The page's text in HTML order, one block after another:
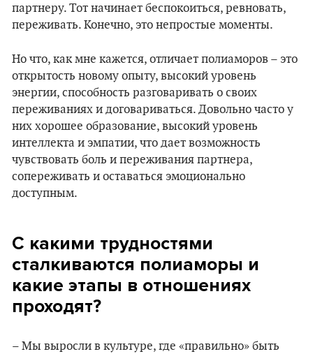
партнеру. Тот начинает беспокоиться, ревновать,
переживать. Конечно, это непростые моменты.
Но что, как мне кажется, отличает полиаморов – это
открытость новому опыту, высокий уровень
энергии, способность разговаривать о своих
переживаниях и договариваться. Довольно часто у
них хорошее образование, высокий уровень
интеллекта и эмпатии, что дает возможность
чувствовать боль и переживания партнера,
сопереживать и оставаться эмоционально
доступным.
С какими трудностями
сталкиваются полиаморы и
какие этапы в отношениях
проходят?
– Мы выросли в культуре, где «правильно» быть